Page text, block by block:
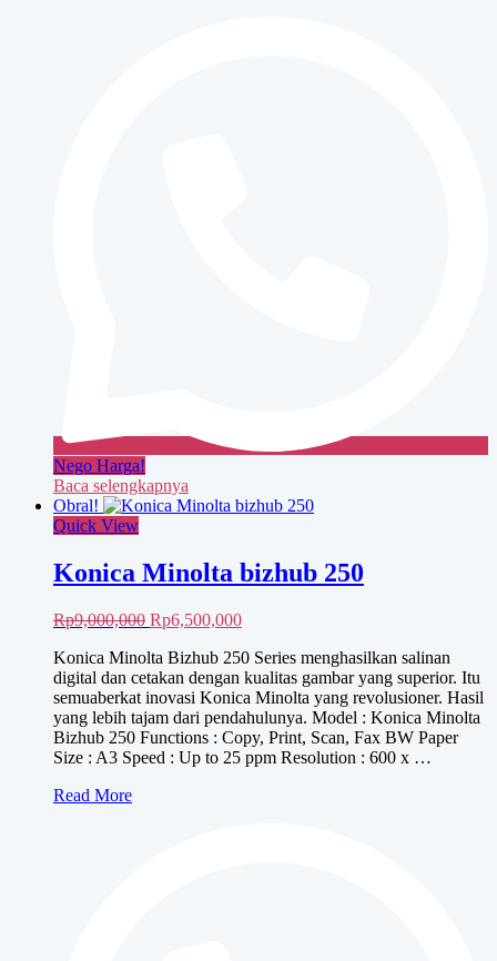
Nego Harga!
Baca selengkapnya
Obral!
Quick View
Konica Minolta bizhub 250
Rp9,000,000 Harga
adalah:
Rp9,000,000.
Rp6,500,000Harga
ini
adalah:
Rp6,500,000.
Konica Minolta Bizhub 250 Series menghasilkan salinan
digital dan cetakan dengan kualitas gambar yang superior. Itu
semuaberkat inovasi Konica Minolta yang revolusioner. Hasil
yang lebih tajam dari pendahulunya. Model : Konica Minolta
Bizhub 250 Functions : Copy, Print, Scan, Fax BW Paper
Size : A3 Speed : Up to 25 ppm Resolution : 600 x …
Konica
Read More